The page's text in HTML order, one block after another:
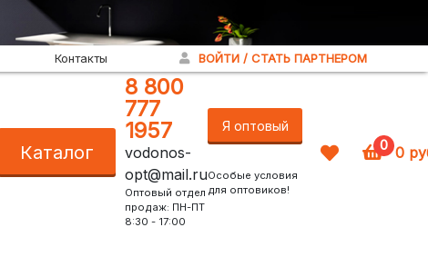
Контакты ВОЙТИ / СТАТЬ ПАРТНЕРОМ
Каталог
8 800
777
1957
vodonos-
opt@mail.ru
Оптовый отдел
продаж: ПН-ПТ
8:30 - 17:00
Я оптовый
Особые условия
для оптовиков!
0 0